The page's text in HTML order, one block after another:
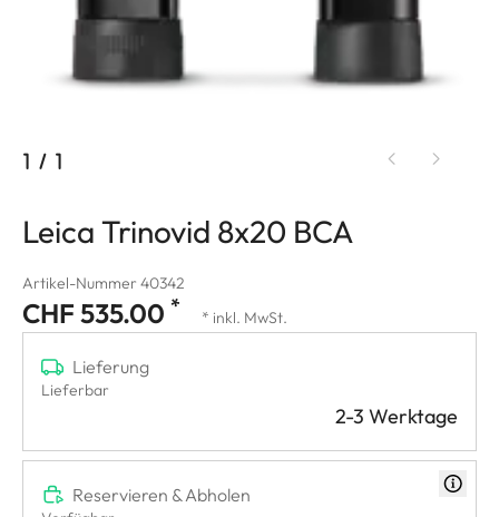
1 / 1
Leica Trinovid 8x20 BCA
Artikel-Nummer 40342
CHF 535.00 * * inkl. MwSt.
Lieferung
Lieferbar
2-3 Werktage
Reservieren & Abholen